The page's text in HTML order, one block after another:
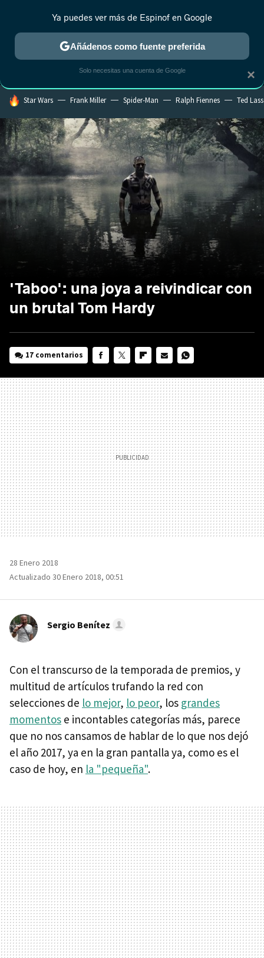
MENÚ NUEVO
ESTRENOS REALITY ANIME RANKINGS CINE
HOY SE HABLA DE
Star Wars Frank Miller Spider-Man Ralph Fiennes Ted
'Taboo': una joya a reivindicar con
un brutal Tom Hardy
17 comentarios
MAIL
28 Enero 2018
Actualizado 30 Enero 2018, 00:51
Sergio Benítez
Con el transcurso de la temporada de premios, y
multitud de artículos trufando la red con
selecciones de lo mejor, lo peor, los grandes
momentos e incontables categorías más, parece
que no nos cansamos de hablar de lo que nos dejó
el año 2017, ya en la gran pantalla ya, como es el
caso de hoy, en la "pequeña".
×
Ya puedes ver más de Espinof en Google
Añádenos como fuente preferida
Solo necesitas una cuenta de Google